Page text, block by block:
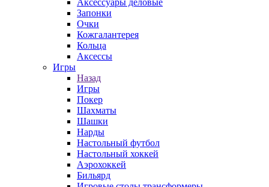
Аксессуары деловые
Запонки
Очки
Кожгалантерея
Кольца
Аксессы
Игры
Назад
Игры
Покер
Шахматы
Шашки
Нарды
Настольный футбол
Настольный хоккей
Аэрохоккей
Бильярд